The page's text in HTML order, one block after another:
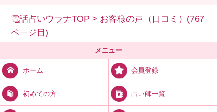
電話占いウラナTOP > お客様の声（口コミ）(767
ページ目)
メニュー
ホーム 会員登録
初めての方 占い師一覧